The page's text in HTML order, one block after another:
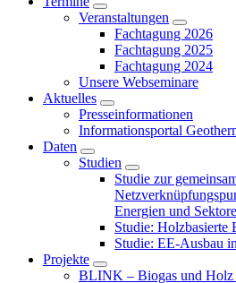
Veranstaltungen
Fachtagung 2026
Fachtagung 2025
Fachtagung 2024
Unsere Webseminare
Aktuelles
Presseinformationen
Informationsportal
Daten
Studien
Studie zur
Energien und
Studie:
Studie: EE-Ausbau
Projekte
BLINK – Biogas und Holz